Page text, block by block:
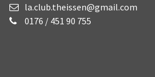
la.club.theissen@gmail.com
0176 / 451 90 755